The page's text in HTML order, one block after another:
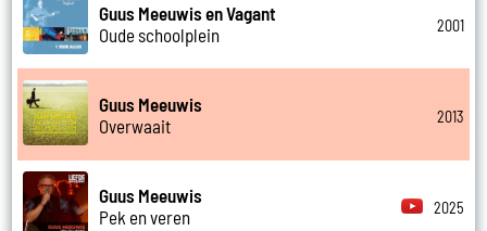
Guus Meeuwis en Vagant
Oude schoolplein
2001
Guus Meeuwis
Overwaait
2013
Guus Meeuwis
Pek en veren
2025